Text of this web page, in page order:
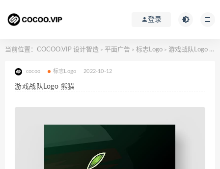
登录
当前位置： COCOO.VIP 设计智造 > 平面广告 > 标志Logo > 游戏战队Logo 熊猫
cocoo 标志Logo 2022-10-12
游戏战队Logo 熊猫